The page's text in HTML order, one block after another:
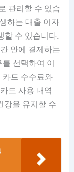
관리할 수 있습
하는 대출 이자
할 수 있습니다.
안에 결제하는
선택하여 이
드 수수료와
드 사용 내역
강을 유지할 수